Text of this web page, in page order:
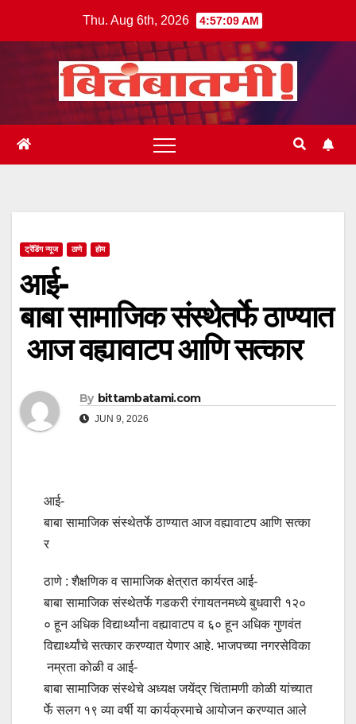
Thu. Aug 6th, 2026 4:57:10 AM
ट्रेंडिंग न्यूज ठाणे होम
आई-
बाबा सामाजिक संस्थेतर्फे ठाण्यात
आज वह्यावाटप आणि सत्कार
By bittambatami.com
JUN 9, 2026
आई-
बाबा सामाजिक संस्थेतर्फे ठाण्यात आज वह्यावाटप आणि सत्का
र
ठाणे : शैक्षणिक व सामाजिक क्षेत्रात कार्यरत आई-
बाबा सामाजिक संस्थेतर्फे गडकरी रंगायतनमध्ये बुधवारी १२०
० हून अधिक विद्यार्थ्यांना वह्यावाटप व ६० हून अधिक गुणवंत
विद्यार्थ्यांचे सत्कार करण्यात येणार आहे. भाजपच्या नगरसेविका
नम्रता कोळी व आई-
बाबा सामाजिक संस्थेचे अध्यक्ष जयेंद्र चिंतामणी कोळी यांच्यात
र्फे सलग १९ व्या वर्षी या कार्यक्रमाचे आयोजन करण्यात आले